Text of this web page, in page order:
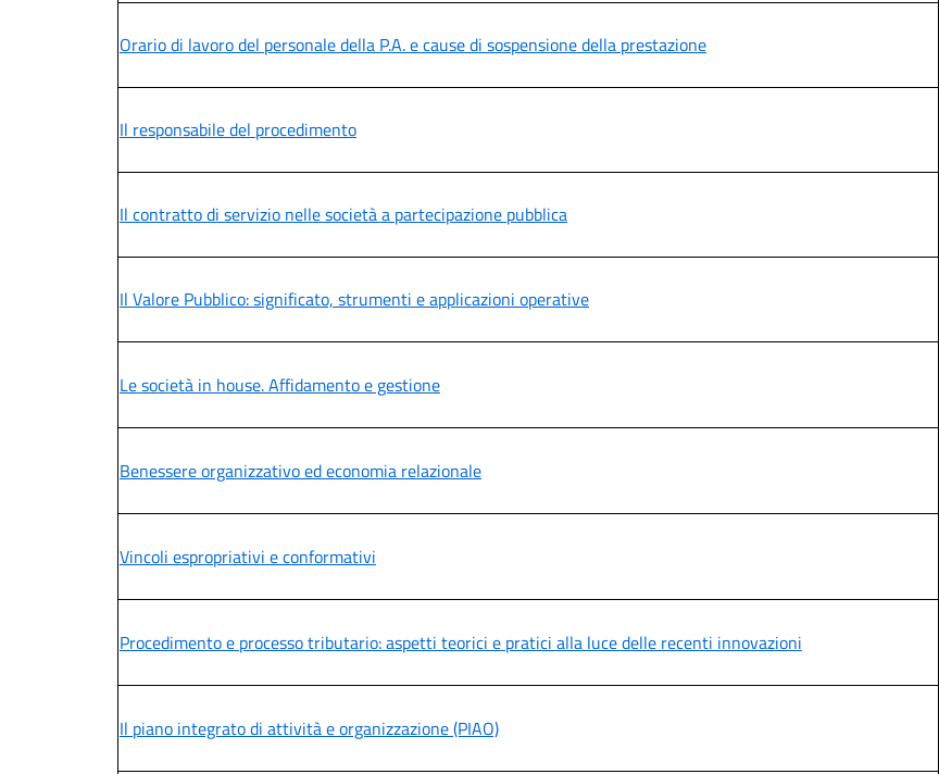
Orario di lavoro del personale della P.A. e cause di sospensione della prestazione
Il responsabile del procedimento
Il contratto di servizio nelle società a partecipazione pubblica
Il Valore Pubblico: significato, strumenti e applicazioni operative
Le società in house. Affidamento e gestione
Benessere organizzativo ed economia relazionale
Vincoli espropriativi e conformativi
Procedimento e processo tributario: aspetti teorici e pratici alla luce delle recenti innovazioni
Il piano integrato di attività e organizzazione (PIAO)